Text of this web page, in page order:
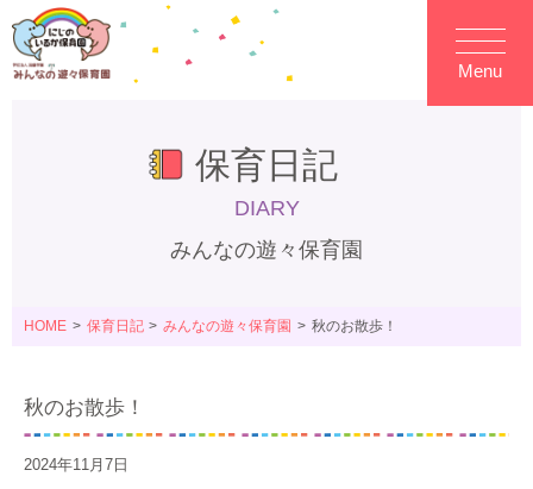
Menu
保育日記
DIARY
みんなの遊々保育園
HOME 保育日記 みんなの遊々保育園 秋のお散歩！
秋のお散歩！
2024年11月7日